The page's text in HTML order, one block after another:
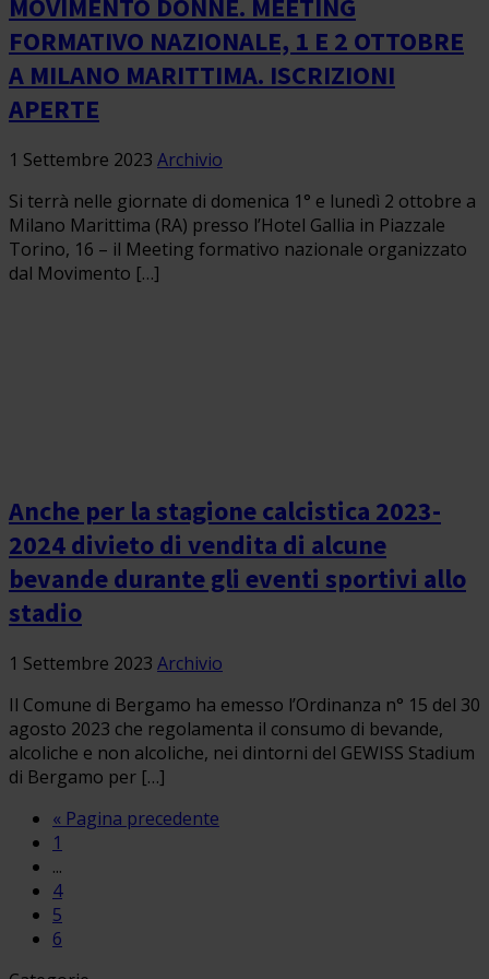
MOVIMENTO DONNE. MEETING
FORMATIVO NAZIONALE, 1 E 2 OTTOBRE
A MILANO MARITTIMA. ISCRIZIONI
APERTE
1 Settembre 2023 Archivio
Si terrà nelle giornate di domenica 1° e lunedì 2 ottobre a
Milano Marittima (RA) presso l’Hotel Gallia in Piazzale
Torino, 16 – il Meeting formativo nazionale organizzato
dal Movimento […]
Anche per la stagione calcistica 2023-
2024 divieto di vendita di alcune
bevande durante gli eventi sportivi allo
stadio
1 Settembre 2023 Archivio
Il Comune di Bergamo ha emesso l’Ordinanza n° 15 del 30
agosto 2023 che regolamenta il consumo di bevande,
alcoliche e non alcoliche, nei dintorni del GEWISS Stadium
di Bergamo per […]
« Pagina precedente
1
...
4
5
6